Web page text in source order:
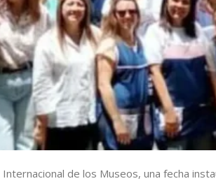
de los Museos, una fecha